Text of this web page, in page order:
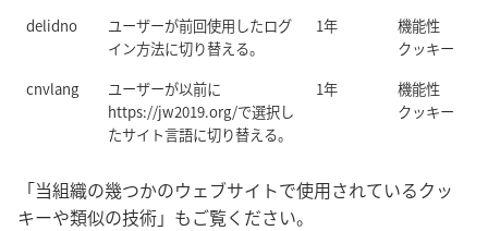
delidno
ユーザーが前回使用したログ
イン方法に切り替える。
1年
機能性
クッキー
cnvlang
ユーザーが以前に
https://jw2019.org/で選択し
たサイト言語に切り替える。
1年
機能性
クッキー
「当組織の幾つかのウェブサイトで使用されているクッ
キーや類似の技術」もご覧ください。